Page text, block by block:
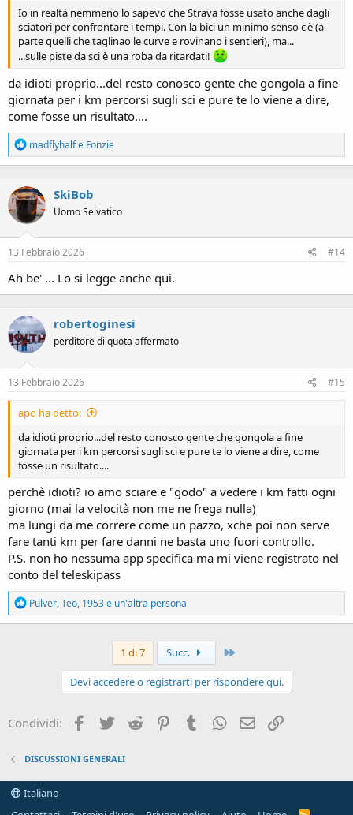
Io in realtà nemmeno lo sapevo che Strava fosse usato anche dagli
sciatori per confrontare i tempi. Con la bici un minimo senso c'è (a
parte quelli che taglinao le curve e rovinano i sentieri), ma...
...sulle piste da sci è una roba da ritardati!
da idioti proprio...del resto conosco gente che gongola a fine
giornata per i km percorsi sugli sci e pure te lo viene a dire,
come fosse un risultato....
R
e
a
t
i
o
n
:
madflyhalfe Fonzie
SkiBob
Uomo Selvatico
13 Febbraio 2026 #14
Ah be' ... Lo si legge anche qui.
robertoginesi
perditore di quota affermato
13 Febbraio 2026 #15
apo ha detto:
da idioti proprio...del resto conosco gente che gongola a fine
giornata per i km percorsi sugli sci e pure te lo viene a dire, come
fosse un risultato....
perchè idioti? io amo sciare e "godo" a vedere i km fatti ogni
giorno (mai la velocità non me ne frega nulla)
ma lungi da me correre come un pazzo, xche poi non serve
fare tanti km per fare danni ne basta uno fuori controllo.
P.S. non ho nessuma app specifica ma mi viene registrato nel
conto del teleskipass
R
e
a
Pulver,Teo, 1953e un'altra persona
1 di 7 Succ.
Devi accedere o registrarti per rispondere qui.
Condividi: Facebook
Twitter Reddit PinterestTumblrWhatsApp
Email
DISCUSSIONI GENERALI
Italiano